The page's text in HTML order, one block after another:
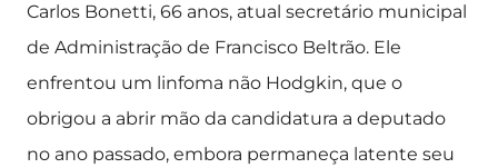
Carlos Bonetti, 66 anos, atual secretário municipal
de Administração de Francisco Beltrão. Ele
enfrentou um linfoma não Hodgkin, que o
obrigou a abrir mão da candidatura a deputado
no ano passado, embora permaneça latente seu